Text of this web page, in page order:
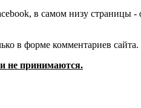
в самом низу страницы
в форме комментариев сайта.
не принимаются.